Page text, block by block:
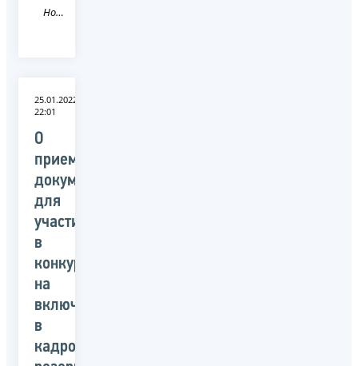
Новость
25.01.2022
22:01
О
приеме
документов
для
участия
в
конкурсе
на
включение
в
кадровый